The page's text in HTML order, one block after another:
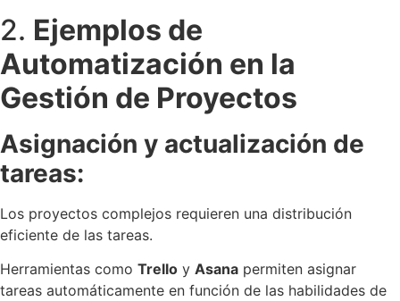
2. Ejemplos de
Automatización en la
Gestión de Proyectos
Asignación y actualización de
tareas:
Los proyectos complejos requieren una distribución
eficiente de las tareas.
Herramientas como Trello y Asana permiten asignar
tareas automáticamente en función de las habilidades de